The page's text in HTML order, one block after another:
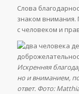
Слова
знаком
с человеком и
Искренняя
но и вниманием,
ответ. Фото: